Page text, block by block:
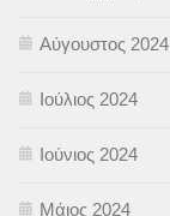
Αύγουστος 2024
Ιούλιος 2024
Ιούνιος 2024
Μάιος 2024